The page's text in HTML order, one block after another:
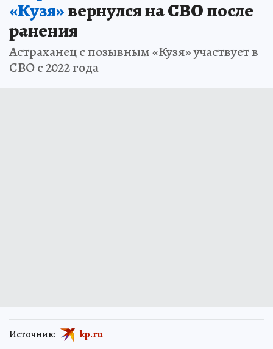
«Кузя»вернулся на СВО после
ранения
Астраханец с позывным «Кузя» участвует в
СВО с 2022 года
Источник: kp.ru